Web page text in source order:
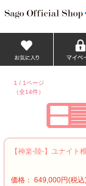
1 / 1ページ
（全14件）
【神楽-陸-】ユナイ
価格： 649,000円(税込